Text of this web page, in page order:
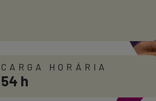
CARGA HORÁRIA
54 h